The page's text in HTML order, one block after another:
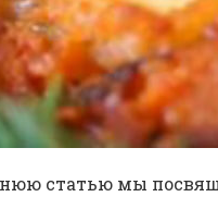
статью мы